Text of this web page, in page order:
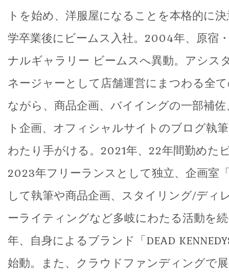
トを始め、洋服屋になることを本格的に
学卒業後にビームス入社。2004年、原宿
ナルギャラリー ビームスへ異動。アシス
ネージャーとして店舗運営にまつわる全
ながら、商品企画、バイイングの一部補
ト企画、オフィシャルサイトのブログ執
わたり手がける。2021年、22年間勤めた
2023年フリーランスとして独立、企画室
して執筆や商品企画、スタイリング/ディ
ーライティングなど多岐にわたる活動を
年、自身によるブランド「DEAD
始動。また、クラウドファンディングで